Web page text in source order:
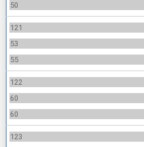
50
121
53
55
122
60
60
123